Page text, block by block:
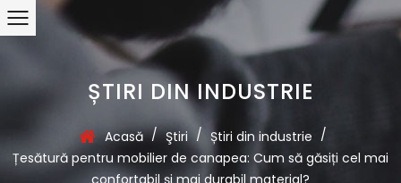
ȘTIRI DIN INDUSTRIE
Acasă / Ştiri / Știri din industrie /
Țesătură pentru mobilier de canapea: Cum să găsiți cel mai
confortabil și mai durabil material?